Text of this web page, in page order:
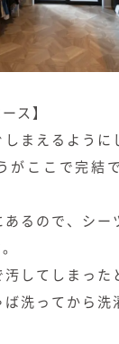
ス】
まえるように
がここで完結
るので、シー
してしまった
洗ってから洗